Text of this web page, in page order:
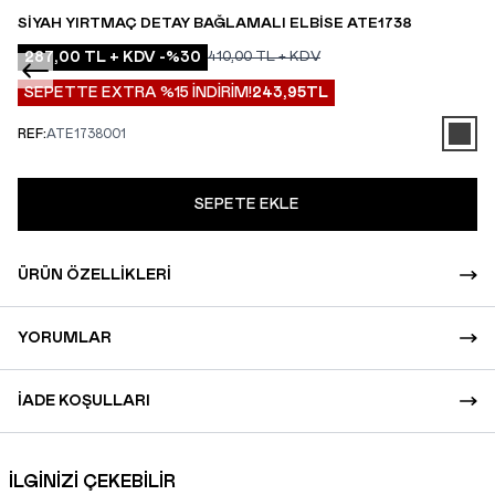
SIYAH YIRTMAÇ DETAY BAĞLAMALI ELBISE ATE1738
287,00 TL + KDV -%30 410,00TL + KDV
SEPETTE EXTRA %15 İNDİRİM!243,95TL
REF:ATE1738001
SEPETE EKLE
ÜRÜN ÖZELLIKLERI
YORUMLAR
İADE KOŞULLARI
İLGİNİZİ ÇEKEBİLİR